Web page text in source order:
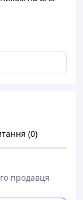
або
дизайн-
(0)
продавця